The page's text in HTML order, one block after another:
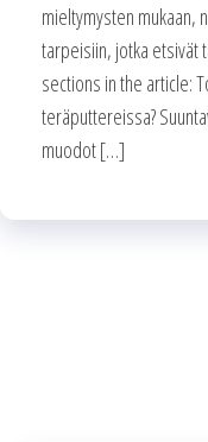
mieltymysten mukaan,
tarpeisiin, jotka etsivät
sections in the article:
teräputtereissa?
muodot […]